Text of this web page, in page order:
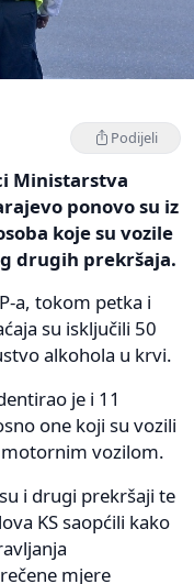
Podijeli
Ministarstva
ponovo su iz
koje su vozile
drugih prekršaja.
a, tokom petka i
su isključili 50
alkohola u krvi.
je i 11
one koji su vozili
vozilom.
i drugi prekršaji te
KS saopćili kako
mjere